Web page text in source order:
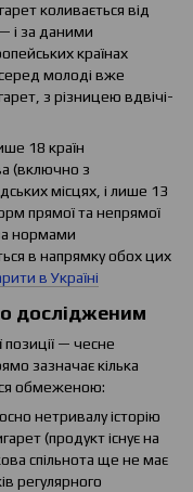
коливається від
і за даними
країнах
молоді вже
з різницею вдвічі-
18 країн
(включно з
місцях, і лише 13
прямої та непрямої
нормами
в напрямку обох цих
в Україні
дослідженим
— чесне
зазначає кілька
обмеженою:
нетривалу історію
(продукт існує на
спільнота ще не має
регулярного